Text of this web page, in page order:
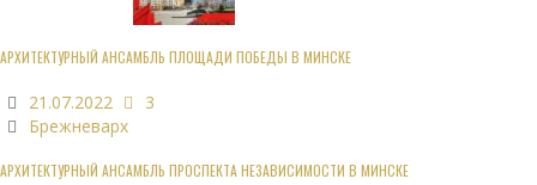
АРХИТЕКТУРНЫЙ АНСАМБЛЬ ПЛОЩАДИ ПОБЕДЫ В МИНСКЕ
21.07.2022
3
Брежневарх
АРХИТЕКТУРНЫЙ АНСАМБЛЬ ПРОСПЕКТА НЕЗАВИСИМОСТИ В МИНСКЕ